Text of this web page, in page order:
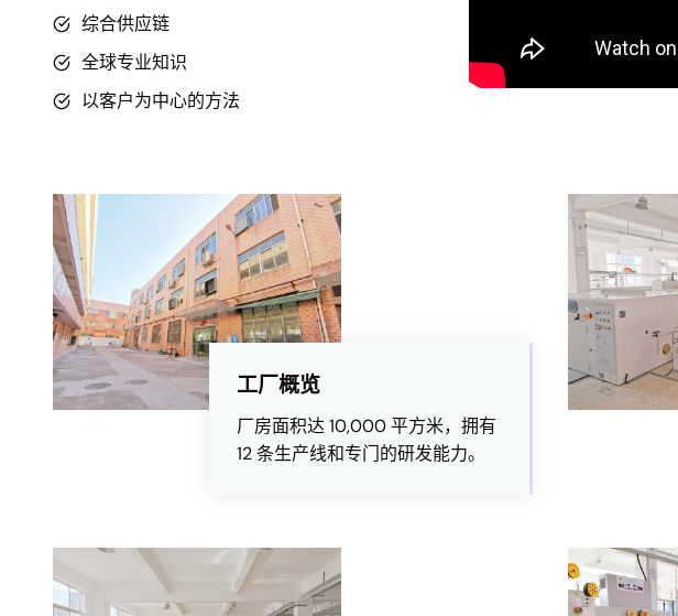
综合供应链
全球专业知识
以客户为中心的方法
工厂概览
厂房面积达 10,000 平方米，拥有
12 条生产线和专门的研发能力。